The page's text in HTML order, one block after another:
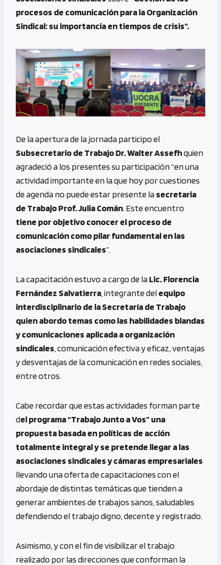
procesos de comunicación para la Organización
Sindical: su importancia en tiempos de crisis”.
De la apertura de la jornada participo el
Subsecretario de Trabajo Dr. Walter Assefhquien
agradeció a los presentes su participación “en una
actividad importante en la que hoy por cuestiones
de agenda no puede estar presente lasecretaria
de Trabajo Prof. Julia Comán. Este encuentro
tiene por objetivo conocer el proceso de
comunicación como pilar fundamental en las
asociaciones sindicales”.
La capacitación estuvo a cargo de laLic. Florencia
Fernández Salvatierra , integrante delequipo
interdisciplinario de la Secretaría de Trabajo
quien abordo temas como las habilidades blandas
y comunicaciones aplicada a organización
sindicales , comunicación efectiva y eficaz, ventajas
y desventajas de la comunicación en redes sociales,
entre otros.
Cabe recordar que estas actividades forman parte
del programa “Trabajo Junto a Vos” una
propuesta basada en políticas de acción
totalmente integral y se pretende llegar a las
asociaciones sindicales y cámaras empresariales
llevando una oferta de capacitaciones con el
abordaje de distintas temáticas que tienden a
generar ambientes de trabajos sanos, saludables
defendiendo el trabajo digno, decente y registrado.
Asimismo, y con el fin de visibilizar el trabajo
realizado por las direcciones que conforman la